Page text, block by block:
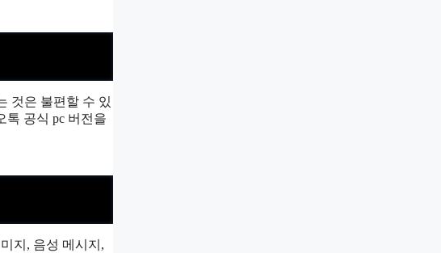
것은 불편할 수 있
톡 공식 pc 버전을
지, 음성 메시지,